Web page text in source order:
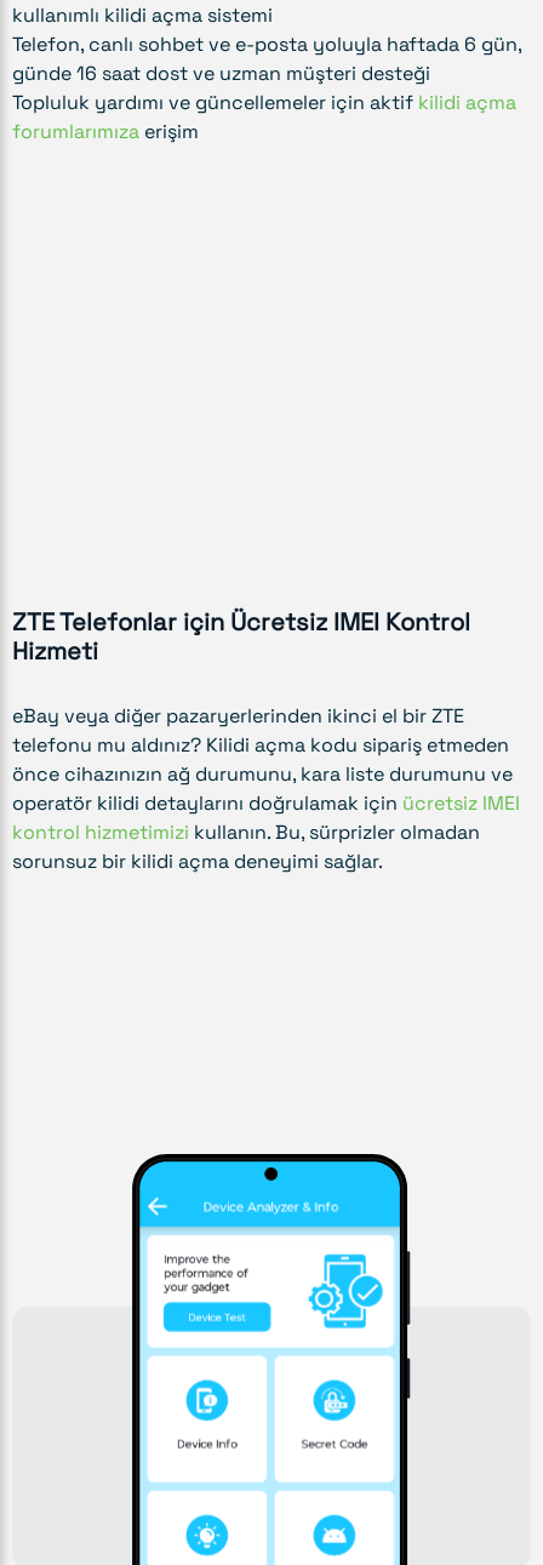
kullanımlı kilidi açma sistemi
Telefon, canlı sohbet ve e-posta yoluyla haftada 6 gün,
günde 16 saat dost ve uzman müşteri desteği
Topluluk yardımı ve güncellemeler için aktif kilidi açma
forumlarımıza erişim
ZTE Telefonlar için Ücretsiz IMEI Kontrol
Hizmeti
eBay veya diğer pazaryerlerinden ikinci el bir ZTE
telefonu mu aldınız? Kilidi açma kodu sipariş etmeden
önce cihazınızın ağ durumunu, kara liste durumunu ve
operatör kilidi detaylarını doğrulamak için ücretsiz IMEI
kontrol hizmetimizi kullanın. Bu, sürprizler olmadan
sorunsuz bir kilidi açma deneyimi sağlar.